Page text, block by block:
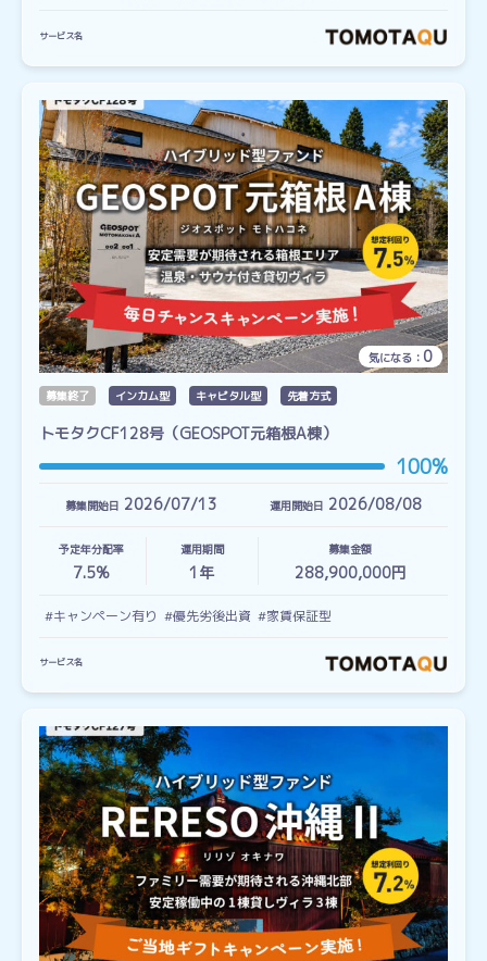
サービス名
気になる： 0
募集終了 インカム型 キャピタル型 先着方式
トモタクCF128号（GEOSPOT元箱根A棟）
100%
募集開始日 2026/07/13 運用開始日 2026/08/08
予定年分配率
7.5%
運用期間
1 年
募集金額
288,900,000円
#キャンペーン有り #優先劣後出資 #家賃保証型
サービス名